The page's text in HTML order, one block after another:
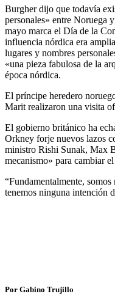
Burgher dijo que todavía
personales» entre Noruega
mayo marca el Día de la
influencia nórdica era
lugares y nombres
«una pieza fabulosa de la
época nórdica.
El príncipe heredero
Marit realizaron una visita
El gobierno británico ha
Orkney forje nuevos lazos
ministro Rishi Sunak, Max
mecanismo» para cambiar
“Fundamentalmente,
tenemos ninguna intención
Por Gabino Trujillo